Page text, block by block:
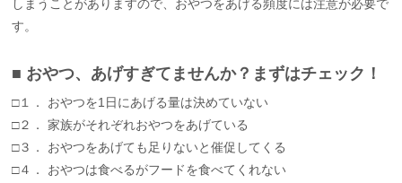
しまうことがありますので、おやつをあげる頻度には注意が必要で
す。
■ おやつ、あげすぎてませんか？まずはチェック！
□１． おやつを1日にあげる量は決めていない
□２． 家族がそれぞれおやつをあげている
□３． おやつをあげても足りないと催促してくる
□４． おやつは食べるがフードを食べてくれない